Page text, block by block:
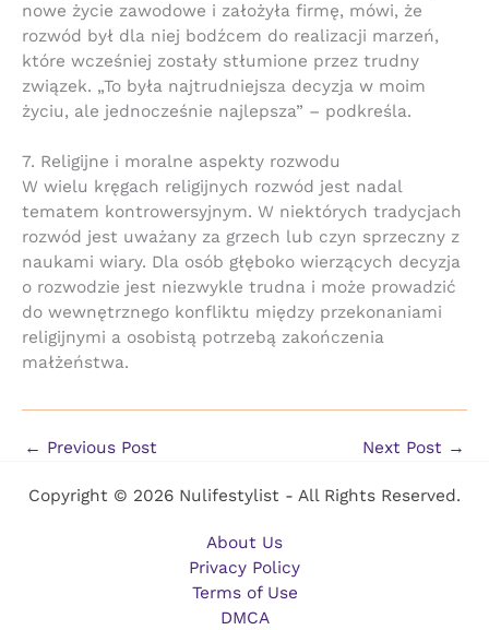
nowe życie zawodowe i założyła firmę, mówi, że
rozwód był dla niej bodźcem do realizacji marzeń,
które wcześniej zostały stłumione przez trudny
związek. „To była najtrudniejsza decyzja w moim
życiu, ale jednocześnie najlepsza” – podkreśla.
7. Religijne i moralne aspekty rozwodu
W wielu kręgach religijnych rozwód jest nadal
tematem kontrowersyjnym. W niektórych tradycjach
rozwód jest uważany za grzech lub czyn sprzeczny z
naukami wiary. Dla osób głęboko wierzących decyzja
o rozwodzie jest niezwykle trudna i może prowadzić
do wewnętrznego konfliktu między przekonaniami
religijnymi a osobistą potrzebą zakończenia
małżeństwa.
← Previous Post Next Post →
Copyright © 2026 Nulifestylist - All Rights Reserved.
About Us
Privacy Policy
Terms of Use
DMCA